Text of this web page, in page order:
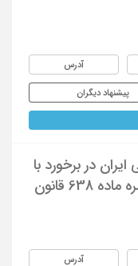
آدرس
پیشنهاد دیگران
در برخورد با
بدحجابی (نقد فقهی و حقوقی تبصره ماده 638 قانون
آدرس